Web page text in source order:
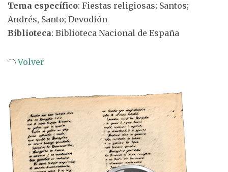
Tema específico: Fiestas religiosas; Santos;
Andrés, Santo; Devodión
Biblioteca: Biblioteca Nacional de España
Volver